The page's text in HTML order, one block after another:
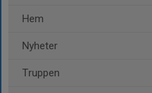
Hem
Nyheter
Truppen